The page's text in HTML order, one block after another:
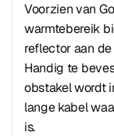
Voorzien van
warmtebereik
reflector aan
Handig te
obstakel wordt
lange kabel
is.